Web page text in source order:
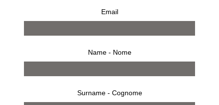
KRIS RUHS RUGS
Description
Email
Name - Nome
Surname - Cognome